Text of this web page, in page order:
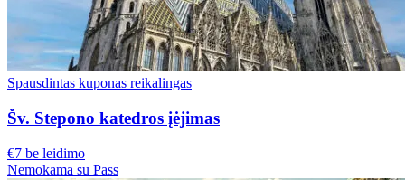
Spausdintas kuponas reikalingas
Šv. Stepono katedros įėjimas
€7 be leidimo
Nemokama su Pass